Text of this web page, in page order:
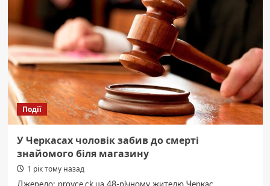
стали
подробиці
ДТП,
якій
пошкоджена
зупинка
(ФОТО)
—
Новини
за
сьогодні
Події
У Черкасах чоловік забив до смерті
знайомого біля магазину
1 рік тому назад